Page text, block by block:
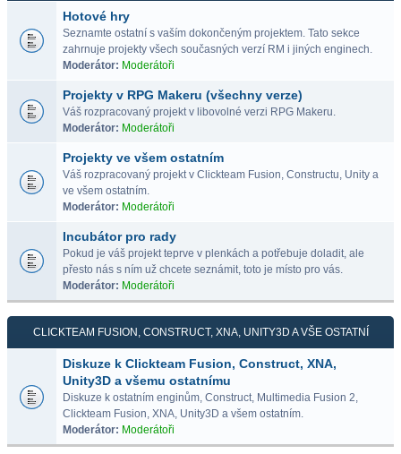
Hotové hry
Seznamte ostatní s vaším dokončeným projektem. Tato sekce
zahrnuje projekty všech současných verzí RM i jiných enginech.
Moderátor: Moderátoři
Projekty v RPG Makeru (všechny verze)
Váš rozpracovaný projekt v libovolné verzi RPG Makeru.
Moderátor: Moderátoři
Projekty ve všem ostatním
Váš rozpracovaný projekt v Clickteam Fusion, Constructu, Unity a
ve všem ostatním.
Moderátor: Moderátoři
Incubátor pro rady
Pokud je váš projekt teprve v plenkách a potřebuje doladit, ale
přesto nás s ním už chcete seznámit, toto je místo pro vás.
Moderátor: Moderátoři
CLICKTEAM FUSION, CONSTRUCT, XNA, UNITY3D A VŠE OSTATNÍ
Diskuze k Clickteam Fusion, Construct, XNA,
Unity3D a všemu ostatnímu
Diskuze k ostatním enginům, Construct, Multimedia Fusion 2,
Clickteam Fusion, XNA, Unity3D a všem ostatním.
Moderátor: Moderátoři